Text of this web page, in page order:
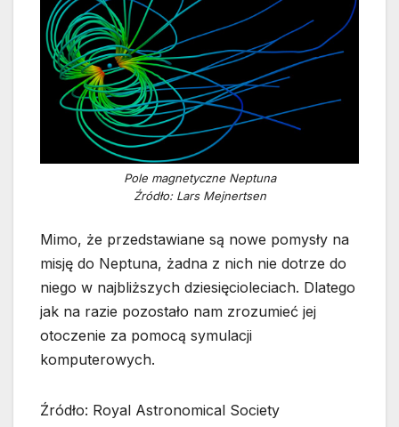
Pole magnetyczne Neptuna
Źródło: Lars Mejnertsen
Mimo, że przedstawiane są nowe pomysły na
misję do Neptuna, żadna z nich nie dotrze do
niego w najbliższych dziesięcioleciach. Dlatego
jak na razie pozostało nam zrozumieć jej
otoczenie za pomocą symulacji
komputerowych.
Źródło: Royal Astronomical Society